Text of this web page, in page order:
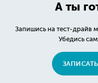
А ты
Запишись на тест-драйв
Убедись